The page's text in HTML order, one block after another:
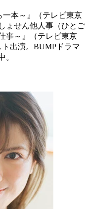
本～』（テレビ東京
ょせん他人事（ひとご
事～』（テレビ東京
出演。BUMPドラマ
。